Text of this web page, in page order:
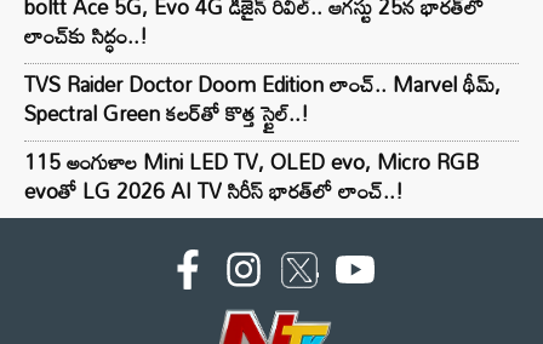
లాంచ్‌కు సిద్ధం..!
TVS Raider Doctor Doom Edition లాంచ్.. Marvel థీమ్,
Spectral Green కలర్‌తో కొత్త స్టైల్..!
115 అంగుళాల Mini LED TV, OLED evo, Micro RGB
evoతో LG 2026 AI TV సిరీస్ భారత్‌లో లాంచ్..!